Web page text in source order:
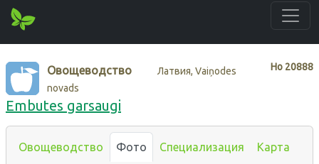
Нo 20888
Овощеводство
Латвия, Vaiņodes
novads
Embutes garsaugi
Овощеводство Фото Специализация Карта